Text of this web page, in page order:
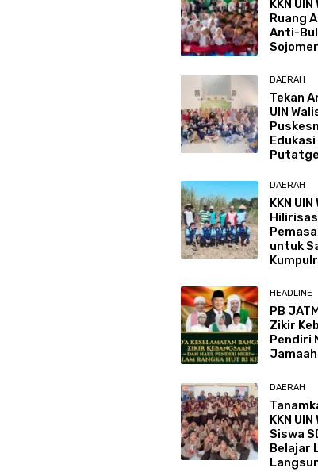
KKN
Ruang
Anti-
DAERAH
Tekan
UIN
DAERAH
KKN
untuk
HEADLINE
PB
Zikir
Pendiri
DAERAH
KKN
Siswa
Belajar